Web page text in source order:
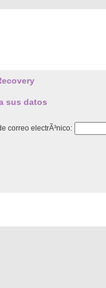
sus datos
correo electrÃ³nico: